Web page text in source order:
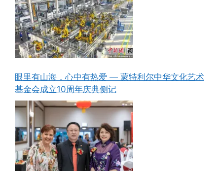
眼里有山海，心中有热爱 — 蒙特利尔中华文化艺术
基金会成立10周年庆典侧记